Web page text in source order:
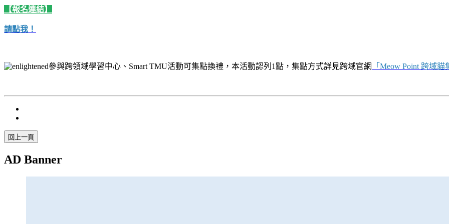
【報名連結】
請點我！
參與跨領域學習中心、Smart TMU活動可集點換禮，本活動認列1點，集點方式詳見跨域官網 「 Meow Point 跨域貓
AD Banner